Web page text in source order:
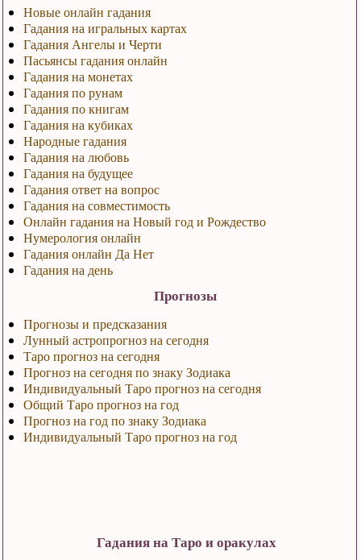
Новые онлайн гадания
Гадания на игральных картах
Гадания Ангелы и Черти
Пасьянсы гадания онлайн
Гадания на монетах
Гадания по рунам
Гадания по книгам
Гадания на кубиках
Народные гадания
Гадания на любовь
Гадания на будущее
Гадания ответ на вопрос
Гадания на совместимость
Онлайн гадания на Новый год и Рождество
Нумерология онлайн
Гадания онлайн Да Нет
Гадания на день
Прогнозы
Прогнозы и предсказания
Лунный астропрогноз на сегодня
Таро прогноз на сегодня
Прогноз на сегодня по знаку Зодиака
Индивидуальный Таро прогноз на сегодня
Общий Таро прогноз на год
Прогноз на год по знаку Зодиака
Индивидуальный Таро прогноз на год
Гадания на Таро и оракулах